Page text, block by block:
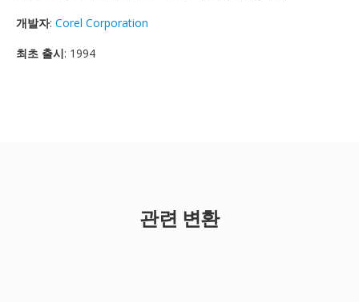
개발자: Corel Corporation
최초 출시: 1994
관련 변환